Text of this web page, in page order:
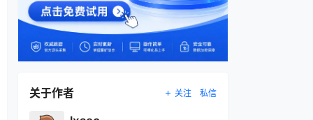
关于作者 关注 私信